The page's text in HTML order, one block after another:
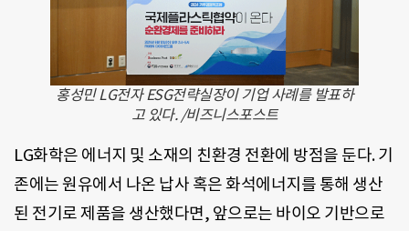
홍성민 LG전자 ESG전략실장이 기업 사례를 발표하
고 있다. /비즈니스포스트
LG화학은 에너지 및 소재의 친환경 전환에 방점을 둔다. 기
존에는 원유에서 나온 납사 혹은 화석에너지를 통해 생산
된 전기로 제품을 생산했다면, 앞으로는 바이오 기반으로